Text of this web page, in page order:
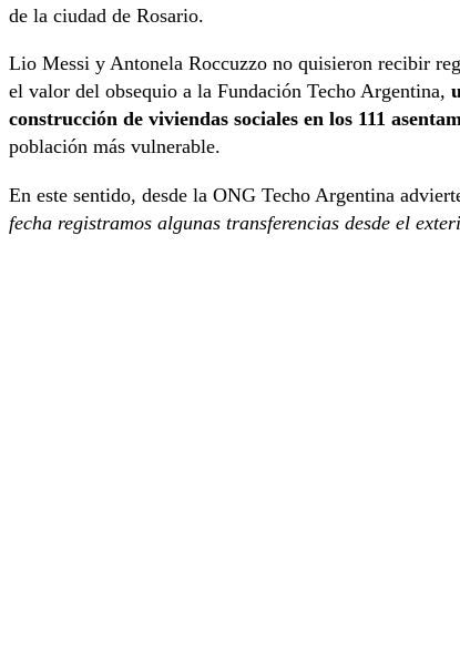
de la ciudad de Rosario.
Lio Messi y Antonela Roccuzzo no quisieron recibir
el valor del obsequio a la Fundación Techo Argentina,
construcción de viviendas sociales en los 111
población más vulnerable.
En este sentido, desde la ONG Techo Argentina
fecha registramos algunas transferencias desde el